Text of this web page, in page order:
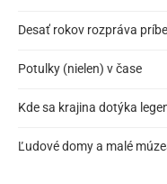
Desať rokov rozpráva
Potulky (nielen) v čase
Kde sa krajina dotýka
Ľudové domy a malé